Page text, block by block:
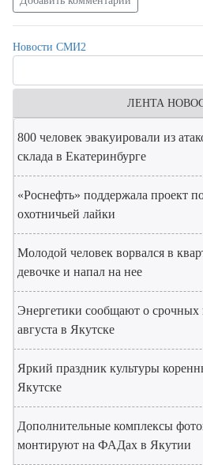
Новости СМИ2
ЛЕНТА
800 человек эвакуировали из
склада в Екатеринбурге
«Роснефть» поддержала проект
охотничьей лайки
Молодой человек ворвался в
девочке и напал на нее
Энергетики сообщают о срочных
августа в Якутске
Яркий праздник культуры
Якутске
Дополнительные комплексы
монтируют на ФАДах в Якутии